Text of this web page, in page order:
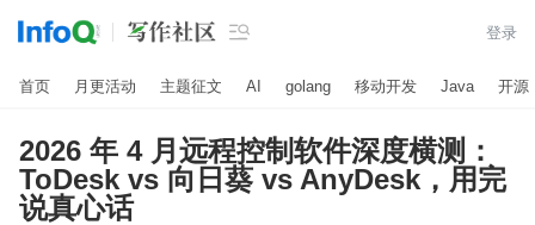
 登录
首页 月更活动 主题征文 AI golang 移动开发 Java 开源
2026 年 4 月远程控制软件深度横测：
ToDesk vs 向日葵 vs AnyDesk，用完
说真心话